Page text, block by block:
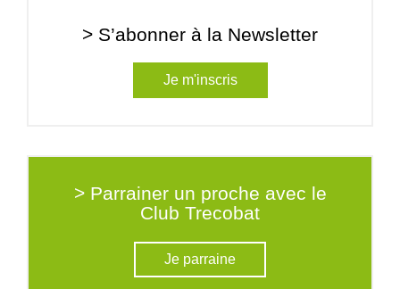
> S’abonner à la Newsletter
Je m'inscris
> Parrainer un proche avec le
Club Trecobat
Je parraine